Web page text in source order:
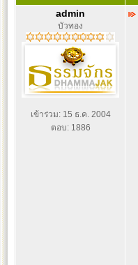
admin
บัวทอง
เข้าร่วม: 15 ธ.ค. 2004
ตอบ: 1886